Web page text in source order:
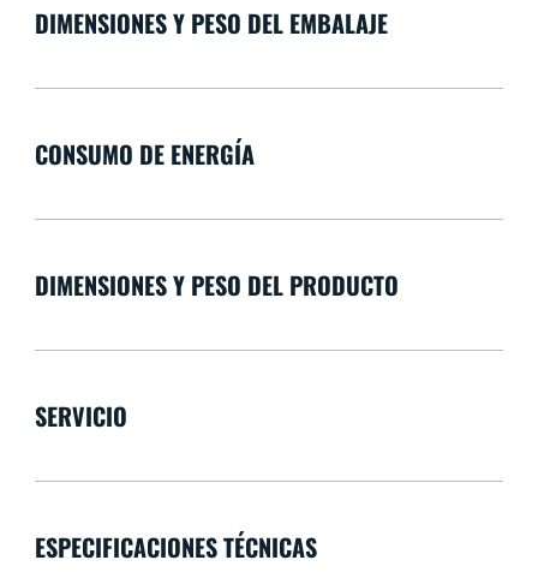
DIMENSIONES Y PESO DEL EMBALAJE
CONSUMO DE ENERGÍA
DIMENSIONES Y PESO DEL PRODUCTO
SERVICIO
ESPECIFICACIONES TÉCNICAS